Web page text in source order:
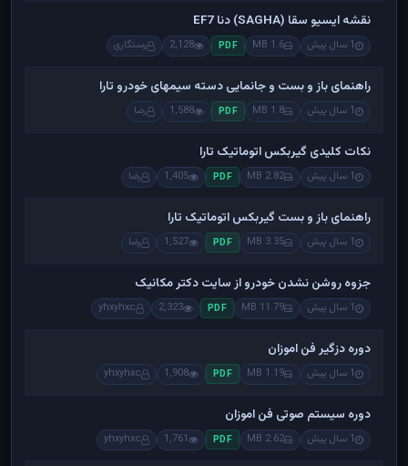
نقشه ایسیو سقا (SAGHA) دنا EF7
1 سال پیش 1.6 MB
PDF
2,128 رستگاری
راهنمای باز و بست و جانمایی دسته سیمهای خودرو تارا
1 سال پیش 1.8 MB
PDF
1,588 رضا
نکات کلیدی گیربکس اتوماتیک تارا
1 سال پیش 2.82 MB
PDF
1,405 رضا
راهنمای باز و بست گیربکس اتوماتیک تارا
1 سال پیش 3.35 MB
PDF
1,527 رضا
جزوه روشن نشدن خودرو از سایت دکتر مکانیک
1 سال پیش 11.79 MB
PDF
2,323
yhxyhxc
دوره دزگیر فن اموزان
1 سال پیش 1.19 MB
PDF
1,908
yhxyhxc
دوره سیستم صوتی فن اموزان
1 سال پیش 2.62 MB
PDF
1,761
yhxyhxc